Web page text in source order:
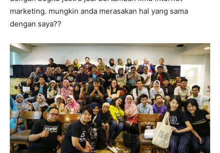
marketing. mungkin anda merasakan hal yang sama
dengan saya??